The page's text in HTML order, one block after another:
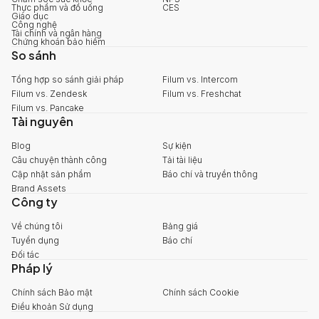
Thực phẩm và đồ uống
Giáo dục
Công nghệ
Tài chính và ngân hàng
Chứng khoán bảo hiểm
CES
So sánh
Tổng hợp so sánh giải pháp
Filum vs. Intercom
Filum vs. Zendesk
Filum vs. Freshchat
Filum vs. Pancake
Tài nguyên
Blog
Sự kiện
Câu chuyện thành công
Tải tài liệu
Cập nhật sản phẩm
Báo chí và truyền thông
Brand Assets
Công ty
Về chúng tôi
Bảng giá
Tuyển dụng
Báo chí
Đối tác
Pháp lý
Chính sách Bảo mật
Chính sách Cookie
Điều khoản Sử dụng